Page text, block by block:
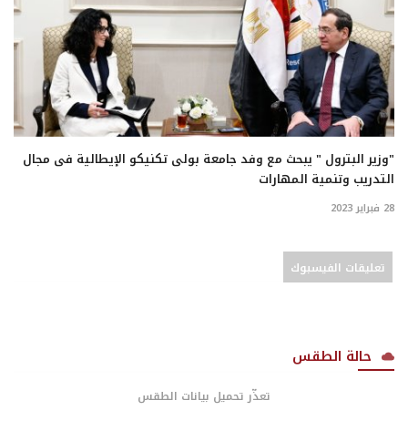
"وزير البترول " يبحث مع وفد جامعة بولى تكنيكو الإيطالية فى مجال
التدريب وتنمية المهارات
28 فبراير 2023
تعليقات الفيسبوك
حالة الطقس
تعذّر تحميل بيانات الطقس